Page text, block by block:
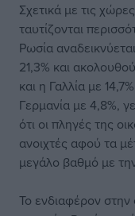
Σχετικά με τις
ταυτίζονται
Ρωσία
21,3% και
και η Γαλλία με
Γερμανία με 4,8%,
ότι οι πληγές της
ανοιχτές αφού τα
μεγάλο βαθμό με
Το ενδιαφέρον στην